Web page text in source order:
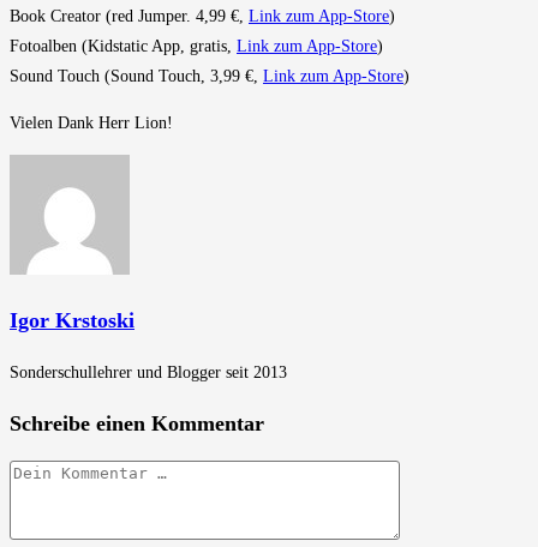
Book Creator (red Jumper. 4,99 €, Link zum App-Store)
Fotoalben (Kidstatic App, gratis, Link zum App-Store)
Sound Touch (Sound Touch, 3,99 €, Link zum App-Store)
Vielen Dank Herr Lion!
Igor Krstoski
Sonderschullehrer und Blogger seit 2013
Schreibe einen Kommentar
Kommentar